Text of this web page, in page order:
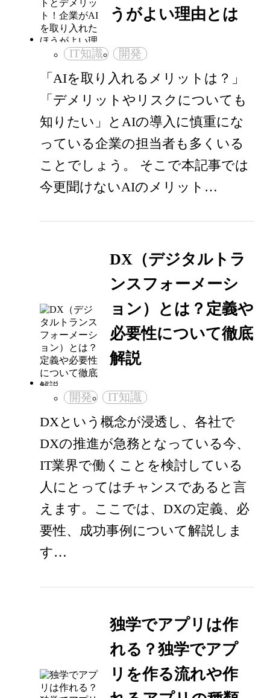
うがよい理由とは
IT知識 開発
「AIを取り入れるメリットは？」
「デメリットやリスクについても
知りたい」とAIの導入に慎重にな
っている企業の担当者も多くいる
ことでしょう。 そこで本記事では
今更聞けないAIのメリット…
DX（デジタルトラ
ンスフォーメーシ
ョン）とは？定義や
必要性について徹底
解説
開発 IT知識
DXという概念が浸透し、各社で
DXの推進が急務となっている今、
IT業界で働くことを検討している
人にとってはチャンスであると言
えます。ここでは、DXの定義、必
要性、成功事例について解説しま
す…
独学でアプリは作
れる？独学でアプ
リを作る流れや作